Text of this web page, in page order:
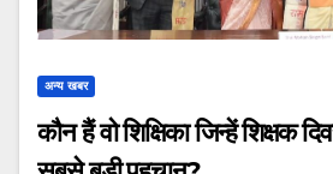
अन्य खबर
कौन हैं वो शिक्षिका जिन्हें शिक्षक